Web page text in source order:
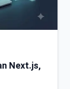
Next.js,